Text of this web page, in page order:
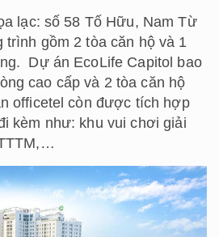
lạc: số 58 Tố Hữu, Nam Từ
trình gồm 2 tòa căn hộ và 1
Dự án EcoLife Capitol bao
cao cấp và 2 tòa căn hộ
officetel còn được tích hợp
kèm như: khu vui chơi giải